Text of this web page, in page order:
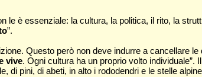
è essenziale: la cultura, la politica, il rito, la
”.
Questo però non deve indurre a cancellare
vive. Ogni cultura ha un proprio volto
di pini, di abeti, in alto i rododendri e le stelle